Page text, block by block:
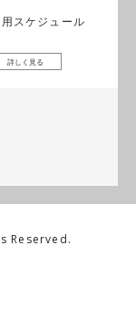
スケジュール
詳しく見る
Reserved.